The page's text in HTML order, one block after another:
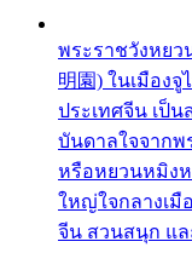
พระราชวังหยวน
明園) ในเมืองจู
ประเทศจีน เป็
บันดาลใจจากพร
หรือหยวนหมิง
ใหญ่ใจกลางเมื
จีน สวนสนุก แล